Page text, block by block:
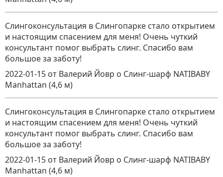
Слингоконсультация в Слингопарке стало открытием
и настоящим спасением для меня! Очень чуткий
консультант помог выбрать слинг. Спасибо вам
большое за заботу!
2022-01-15 от Валерий Йовр о Слинг-шарф NATIBABY
Manhattan (4,6 м)
Слингоконсультация в Слингопарке стало открытием
и настоящим спасением для меня! Очень чуткий
консультант помог выбрать слинг. Спасибо вам
большое за заботу!
2022-01-15 от Валерий Йовр о Слинг-шарф NATIBABY
Manhattan (4,6 м)